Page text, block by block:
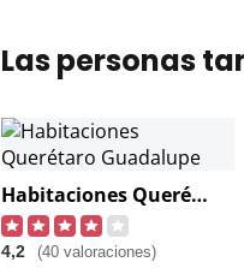
Las personas
Habitaciones Querétaro Guadalupe
4,2 (40 valoraciones)